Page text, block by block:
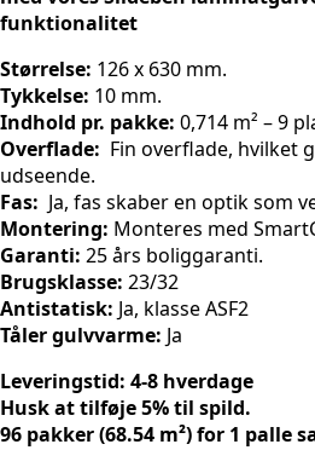
funktionalitet
Størrelse: 126 x 630 mm.
Tykkelse: 10 mm.
Indhold pr. pakke: 0,714 m² – 9
Overflade: Fin overflade, hvilket
udseende.
Fas: Ja, fas skaber en optik som
Montering: Monteres med
Garanti: 25 års boliggaranti.
Brugsklasse: 23/32
Antistatisk: Ja, klasse ASF2
Tåler gulvvarme: Ja
Leveringstid: 4-8 hverdage
Husk at tilføje 5% til spild.
96 pakker (68.54 m²) for 1 palle